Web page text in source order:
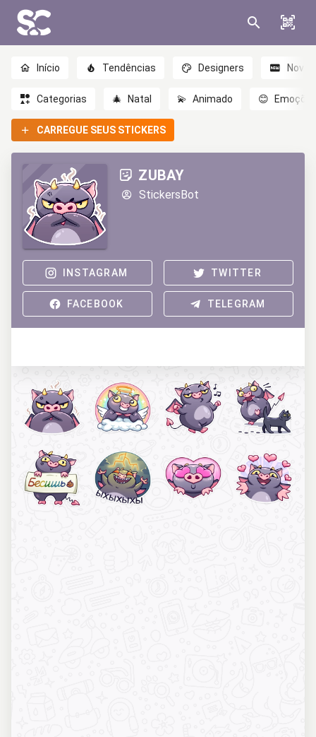
Início Tendências Designers Novo
Categorias 🎄 Natal 💫 Animado 😊
CARREGUE SEUS STICKERS
ZUBAY
StickersBot
INSTAGRAM TWITTER
FACEBOOK TELEGRAM